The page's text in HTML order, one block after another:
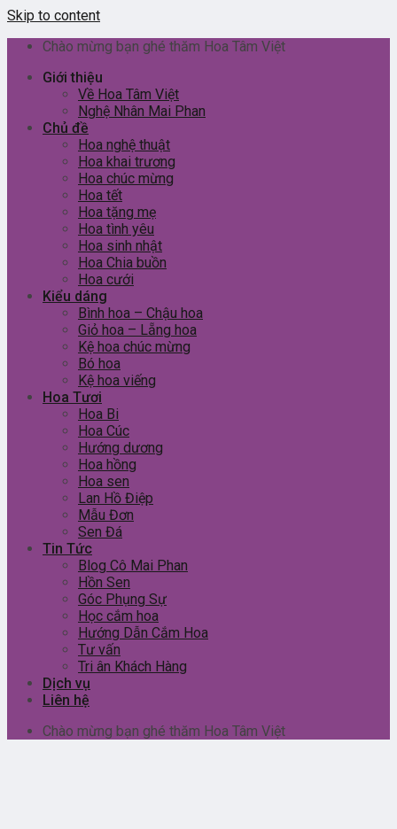
Skip to content
Chào mừng bạn ghé thăm Hoa Tâm Việt
Giới thiệu
Về Hoa Tâm Việt
Nghệ Nhân Mai Phan
Chủ đề
Hoa nghệ thuật
Hoa khai trương
Hoa chúc mừng
Hoa tết
Hoa tặng mẹ
Hoa tình yêu
Hoa sinh nhật
Hoa Chia buồn
Hoa cưới
Kiểu dáng
Bình hoa – Chậu hoa
Giỏ hoa – Lẵng hoa
Kệ hoa chúc mừng
Bó hoa
Kệ hoa viếng
Hoa Tươi
Hoa Bi
Hoa Cúc
Hướng dương
Hoa hồng
Hoa sen
Lan Hồ Điệp
Mẫu Đơn
Sen Đá
Tin Tức
Blog Cô Mai Phan
Hồn Sen
Góc Phụng Sự
Học cắm hoa
Hướng Dẫn Cắm Hoa
Tư vấn
Tri ân Khách Hàng
Dịch vụ
Liên hệ
Chào mừng bạn ghé thăm Hoa Tâm Việt